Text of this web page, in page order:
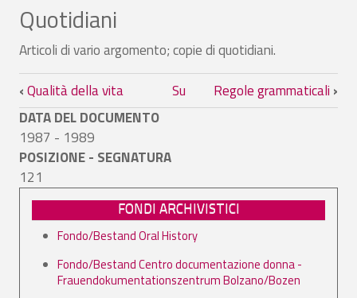
Quotidiani
Articoli di vario argomento; copie di quotidiani.
Link di attraversamento del book per
‹Qualità della vita Su Regole grammaticali ›
DATA DEL DOCUMENTO
1987 - 1989
POSIZIONE - SEGNATURA
121
FONDI ARCHIVISTICI
Fondo/Bestand Oral History
Fondo/Bestand Centro documentazione donna -
Frauendokumentationszentrum Bolzano/Bozen